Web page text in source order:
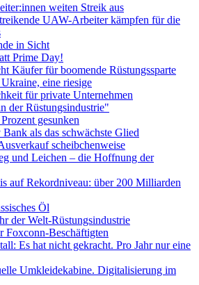
weiten Streik aus
UAW-Arbeiter kämpfen für die
in Sicht
Prime Day!
Käufer für boomende Rüstungssparte
eine riesige
für private Unternehmen
der Rüstungsindustrie"
gesunken
als das schwächste Glied
scheibchenweise
und Leichen – die Hoffnung der
auf Rekordniveau: über 200 Milliarden
Öl
der Welt-Rüstungsindustrie
Foxconn-Beschäftigten
Es hat nicht gekracht. Pro Jahr nur eine
Umkleidekabine. Digitalisierung im